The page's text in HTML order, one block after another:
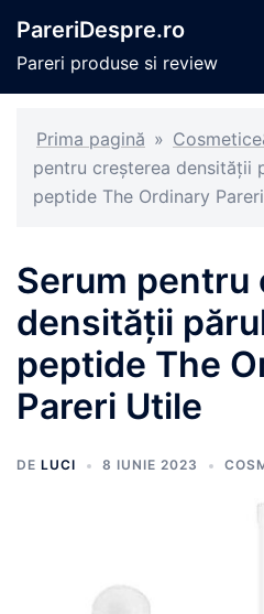
conținut
PareriDespre.ro
Pareri produse si review
Prima pagină »
pentru creșterea densității
peptide The Ordinary
Serum pentru
densității
peptide The
Pareri Utile
DE LUCI 8 IUNIE 2023